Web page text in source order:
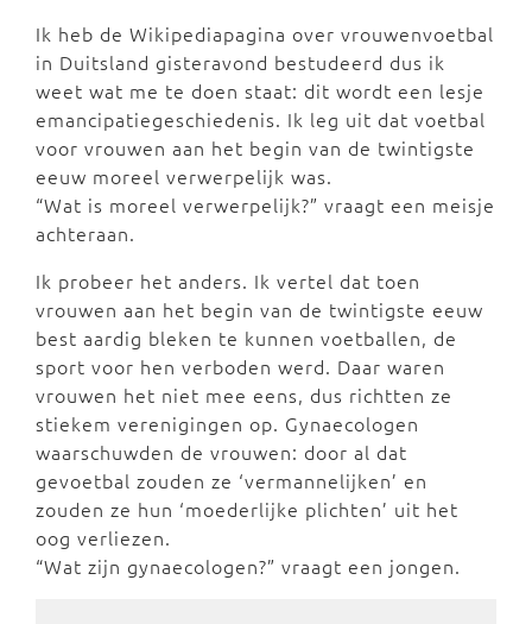
Ik heb de Wikipediapagina over vrouwenvoetbal
in Duitsland gisteravond bestudeerd dus ik
weet wat me te doen staat: dit wordt een lesje
emancipatiegeschiedenis. Ik leg uit dat voetbal
voor vrouwen aan het begin van de twintigste
eeuw moreel verwerpelijk was.
“Wat is moreel verwerpelijk?” vraagt een meisje
achteraan.
Ik probeer het anders. Ik vertel dat toen
vrouwen aan het begin van de twintigste eeuw
best aardig bleken te kunnen voetballen, de
sport voor hen verboden werd. Daar waren
vrouwen het niet mee eens, dus richtten ze
stiekem verenigingen op. Gynaecologen
waarschuwden de vrouwen: door al dat
gevoetbal zouden ze ‘vermannelijken’ en
zouden ze hun ‘moederlijke plichten’ uit het
oog verliezen.
“Wat zijn gynaecologen?” vraagt een jongen.